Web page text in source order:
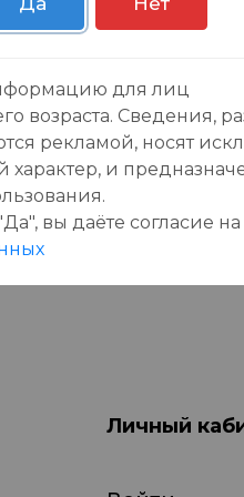
еще нет отзывов,
Личный
для лиц
возраста. Сведения,
рекламой, носят
и
вы даёте cогласие на